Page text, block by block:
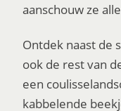
aanschouw ze
Ontdek naast de
ook de rest van
een
kabbelende